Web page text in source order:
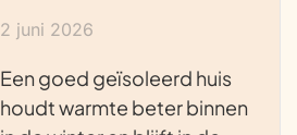
2 juni 2026
Een goed geïsoleerd huis
houdt warmte beter binnen